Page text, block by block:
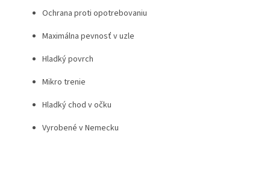
Ochrana proti opotrebovaniu
Maximálna pevnosť v uzle
Hladký povrch
Mikro trenie
Hladký chod v očku
Vyrobené v Nemecku